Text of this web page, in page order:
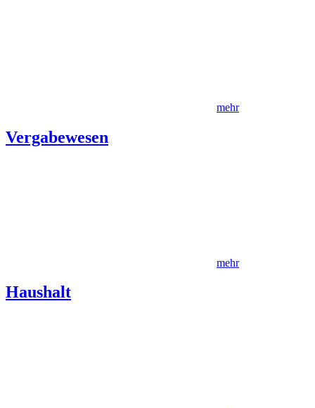
mehr
Vergabewesen
mehr
Haushalt